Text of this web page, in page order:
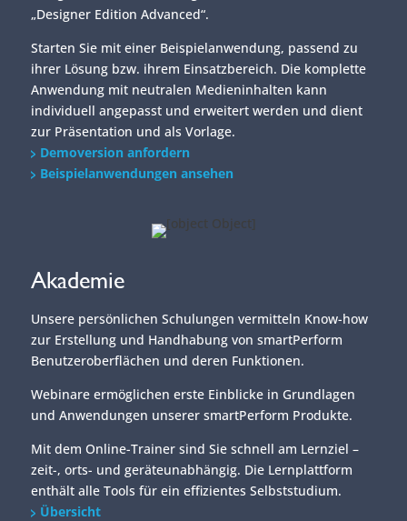
„Designer Edition Advanced“.
Starten Sie mit einer Beispielanwendung, passend zu
ihrer Lösung bzw. ihrem Einsatzbereich. Die komplette
Anwendung mit neutralen Medieninhalten kann
individuell angepasst und erweitert werden und dient
zur Präsentation und als Vorlage.
Demoversion anfordern
Beispielanwendungen ansehen
Akademie
Unsere persönlichen Schulungen vermitteln Know-how
zur Erstellung und Handhabung von smartPerform
Benutzeroberflächen und deren Funktionen.
Webinare ermöglichen erste Einblicke in Grundlagen
und Anwendungen unserer smartPerform Produkte.
Mit dem Online-Trainer sind Sie schnell am Lernziel –
zeit-, orts- und geräteunabhängig. Die Lernplattform
enthält alle Tools für ein effizientes Selbststudium.
Übersicht